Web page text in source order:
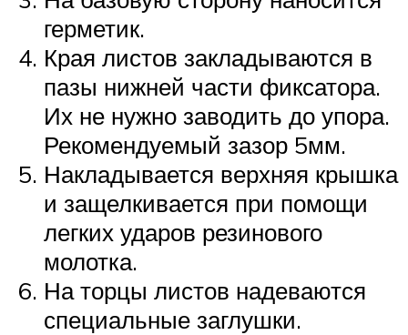
герметик.
Края листов закладываются в
пазы нижней части фиксатора.
Их не нужно заводить до упора.
Рекомендуемый зазор 5мм.
Накладывается верхняя крышка
и защелкивается при помощи
легких ударов резинового
молотка.
На торцы листов надеваются
специальные заглушки.